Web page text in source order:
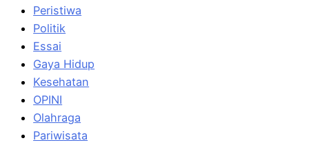
Peristiwa
Politik
Essai
Gaya Hidup
Kesehatan
OPINI
Olahraga
Pariwisata